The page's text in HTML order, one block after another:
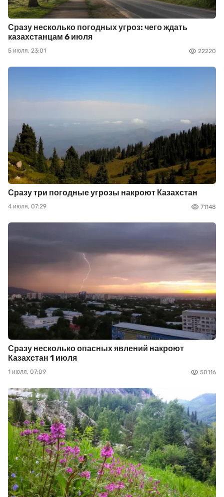
Сразу несколько погодных угроз: чего ждать
казахстанцам 6 июля
5 июля, 23:01 22220
Сразу три погодные угрозы накроют Казахстан
4 июля, 07:29 71148
Сразу несколько опасных явлений накроют
Казахстан 1 июля
1 июля, 07:09 50116